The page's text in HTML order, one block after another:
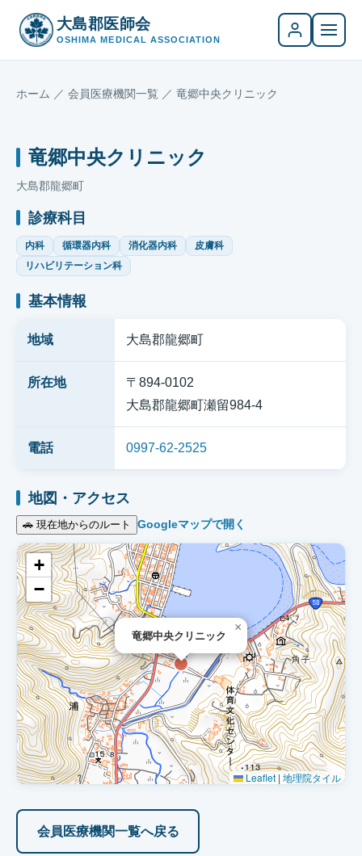
大島郡医師会
OSHIMA MEDICAL ASSOCIATION
ホーム ／ 会員医療機関一覧 ／ 竜郷中央クリニック
竜郷中央クリニック
大島郡龍郷町
診療科目
内科 循環器内科 消化器内科
皮膚科
リハビリテーション科
基本情報
地域 大島郡龍郷町
所在地
〒894-0102
大島郡龍郷町瀬留984-4
電話 0997-62-2525
地図・アクセス
🚗 現在地からのルート Googleマップで開く
竜郷中央クリニック
×
+
−
Leaflet | 地理院タイル
会員医療機関一覧へ戻る